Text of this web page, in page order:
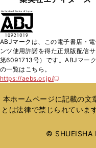
ABJマークは、この電子書店・
ンツ使用許諾を得た正規版配信
第6091713号）です。ABJマー
の一覧はこちら。
https://aebs.or.jp/
新
い
ウ
ィ
ウ
本ホームページに記載の文
とは法律で禁じられていま
© SHUEISHA